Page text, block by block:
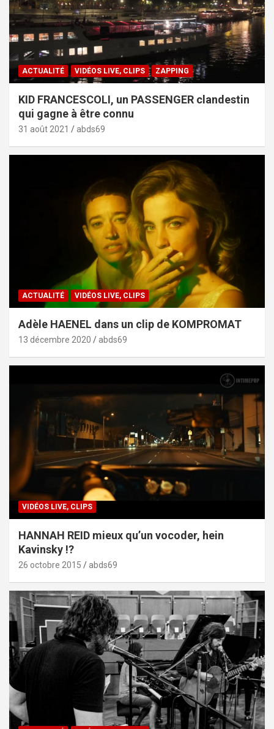
ACTUALITÉ VIDÉOS LIVE, CLIPS ZAPPING
KID FRANCESCOLI, un PASSENGER clandestin
qui gagne à être connu
31 août 2021 abds69
ACTUALITÉ VIDÉOS LIVE, CLIPS
Adèle HAENEL dans un clip de KOMPROMAT
13 décembre 2020 abds69
VIDÉOS LIVE, CLIPS
HANNAH REID mieux qu’un vocoder, hein
Kavinsky !?
26 octobre 2015 abds69